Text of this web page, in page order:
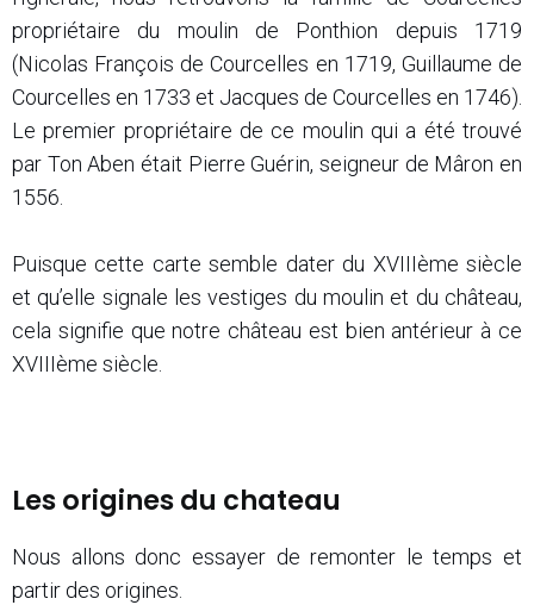
propriétaire du moulin de Ponthion depuis 1719
(Nicolas François de Courcelles en 1719, Guillaume de
Courcelles en 1733 et Jacques de Courcelles en 1746).
Le premier propriétaire de ce moulin qui a été trouvé
par Ton Aben était Pierre Guérin, seigneur de Mâron en
1556.
Puisque cette carte semble dater du XVIIIème siècle
et qu’elle signale les vestiges du moulin et du château,
cela signifie que notre château est bien antérieur à ce
XVIIIème siècle.
Les origines du chateau
Nous allons donc essayer de remonter le temps et
partir des origines.